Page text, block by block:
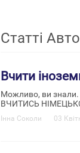
Статті
Вчити
Можливо, ви знали.
ВЧИТИСЬ
Інна Соколи 03